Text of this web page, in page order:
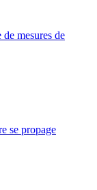
mesures de
se propage